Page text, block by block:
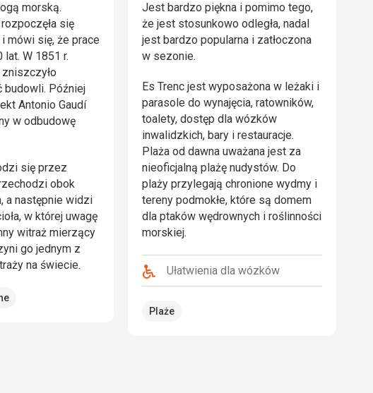
morską.
się
mówi się, że prace
lat. W 1851 r.
budowli. Później
Antonio Gaudí
w odbudowę
się przez
obok
a następnie widzi
w której uwagę
witraż mierzący
go jednym z
na świecie.
Jest bardzo piękna i pomimo tego,
że jest stosunkowo odległa, nadal
jest bardzo popularna i zatłoczona
w sezonie.
Es Trenc jest wyposażona w leżaki i
parasole do wynajęcia, ratowników,
toalety, dostęp dla wózków
inwalidzkich, bary i restauracje.
Plaża od dawna uważana jest za
nieoficjalną plażę nudystów. Do
plaży przylegają chronione wydmy i
tereny podmokłe, które są domem
dla ptaków wędrownych i roślinności
morskiej.
Ułatwienia dla wózków
Plaże